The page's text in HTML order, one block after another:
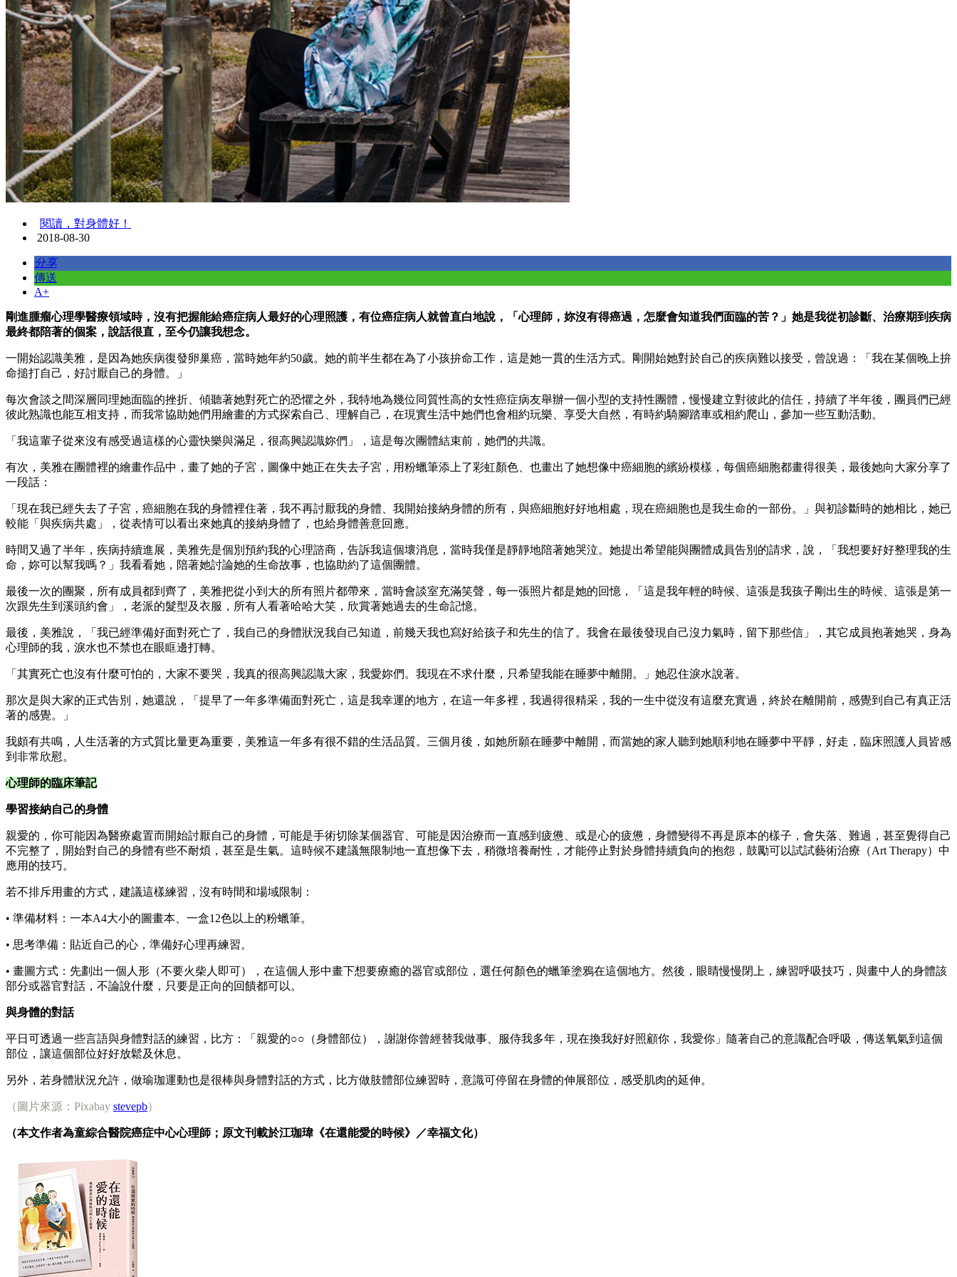
閱讀，對身體好！
2018-08-30
分享
傳送
A+
剛進腫瘤心理學醫療領域時，沒有把握能給癌症病人最好的心理照護，有位癌症病人就曾直白地說，「心理師，妳沒有得癌過，怎麼會知道我們面臨的苦？」她是我從初診斷、治療期到疾病
最終都陪著的個案，說話很直，至今仍讓我想念。
一開始認識美雅，是因為她疾病復發卵巢癌，當時她年約50歲。她的前半生都在為了小孩拚命工作，這是她一貫的生活方式。剛開始她對於自己的疾病難以接受，曾說過：「我在某個晚上拚
命搥打自己，好討厭自己的身體。」
每次會談之間深層同理她面臨的挫折、傾聽著她對死亡的恐懼之外，我特地為幾位同質性高的女性癌症病友舉辦一個小型的支持性團體，慢慢建立對彼此的信任，持續了半年後，團員們已經
彼此熟識也能互相支持，而我常協助她們用繪畫的方式探索自己、理解自己，在現實生活中她們也會相約玩樂、享受大自然，有時約騎腳踏車或相約爬山，參加一些互動活動。
「我這輩子從來沒有感受過這樣的心靈快樂與滿足，很高興認識妳們」，這是每次團體結束前，她們的共識。
有次，美雅在團體裡的繪畫作品中，畫了她的子宮，圖像中她正在失去子宮，用粉蠟筆添上了彩虹顏色、也畫出了她想像中癌細胞的繽紛模樣，每個癌細胞都畫得很美，最後她向大家分享了
一段話：
「現在我已經失去了子宮，癌細胞在我的身體裡住著，我不再討厭我的身體、我開始接納身體的所有，與癌細胞好好地相處，現在癌細胞也是我生命的一部份。」與初診斷時的她相比，她已
較能「與疾病共處」，從表情可以看出來她真的接納身體了，也給身體善意回應。
時間又過了半年，疾病持續進展，美雅先是個別預約我的心理諮商，告訴我這個壞消息，當時我僅是靜靜地陪著她哭泣。她提出希望能與團體成員告別的請求，說，「我想要好好整理我的生
命，妳可以幫我嗎？」我看看她，陪著她討論她的生命故事，也協助約了這個團體。
最後一次的團聚，所有成員都到齊了，美雅把從小到大的所有照片都帶來，當時會談室充滿笑聲，每一張照片都是她的回憶，「這是我年輕的時候、這張是我孩子剛出生的時候、這張是第一
次跟先生到溪頭約會」，老派的髮型及衣服，所有人看著哈哈大笑，欣賞著她過去的生命記憶。
最後，美雅說，「我已經準備好面對死亡了，我自己的身體狀況我自己知道，前幾天我也寫好給孩子和先生的信了。我會在最後發現自己沒力氣時，留下那些信」，其它成員抱著她哭，身為
心理師的我，淚水也不禁也在眼眶邊打轉。
「其實死亡也沒有什麼可怕的，大家不要哭，我真的很高興認識大家，我愛妳們。我現在不求什麼，只希望我能在睡夢中離開。」她忍住淚水說著。
那次是與大家的正式告別，她還說，「提早了一年多準備面對死亡，這是我幸運的地方，在這一年多裡，我過得很精采，我的一生中從沒有這麼充實過，終於在離開前，感覺到自己有真正活
著的感覺。」
我頗有共鳴，人生活著的方式質比量更為重要，美雅這一年多有很不錯的生活品質。三個月後，如她所願在睡夢中離開，而當她的家人聽到她順利地在睡夢中平靜，好走，臨床照護人員皆感
到非常欣慰。
心理師的臨床筆記
學習接納自己的身體
親愛的，你可能因為醫療處置而開始討厭自己的身體，可能是手術切除某個器官、可能是因治療而一直感到疲憊、或是心的疲憊，身體變得不再是原本的樣子，會失落、難過，甚至覺得自己
不完整了，開始對自己的身體有些不耐煩，甚至是生氣。這時候不建議無限制地一直想像下去，稍微培養耐性，才能停止對於身體持續負向的抱怨，鼓勵可以試試藝術治療（Art Therapy）中
應用的技巧。
若不排斥用畫的方式，建議這樣練習，沒有時間和場域限制：
• 準備材料：一本A4大小的圖畫本、一盒12色以上的粉蠟筆。
• 思考準備：貼近自己的心，準備好心理再練習。
• 畫圖方式：先劃出一個人形（不要火柴人即可），在這個人形中畫下想要療癒的器官或部位，選任何顏色的蠟筆塗鴉在這個地方。然後，眼睛慢慢閉上，練習呼吸技巧，與畫中人的身體該
部分或器官對話，不論說什麼，只要是正向的回饋都可以。
與身體的對話
平日可透過一些言語與身體對話的練習，比方：「親愛的○○（身體部位），謝謝你曾經替我做事、服侍我多年，現在換我好好照顧你，我愛你」隨著自己的意識配合呼吸，傳送氧氣到這個
部位，讓這個部位好好放鬆及休息。
另外，若身體狀況允許，做瑜珈運動也是很棒與身體對話的方式，比方做肢體部位練習時，意識可停留在身體的伸展部位，感受肌肉的延伸。
（圖片來源：Pixabay stevepb）
（本文作者為童綜合醫院癌症中心心理師；原文刊載於江珈瑋《在還能愛的時候》／幸福文化）